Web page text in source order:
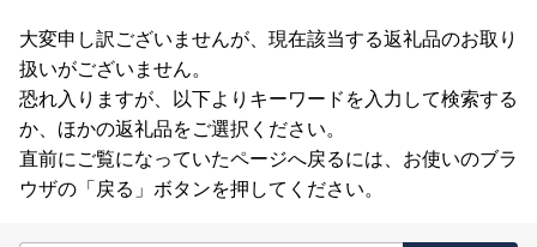
大変申し訳ございませんが、現在該当する返礼品のお取り
扱いがございません。
恐れ入りますが、以下よりキーワードを入力して検索する
か、ほかの返礼品をご選択ください。
直前にご覧になっていたページへ戻るには、お使いのブラ
ウザの「戻る」ボタンを押してください。